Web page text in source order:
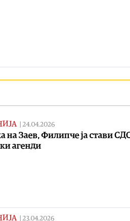
24.04.2026
на Заев, Филипче ја стави
агенди
23.04.2026